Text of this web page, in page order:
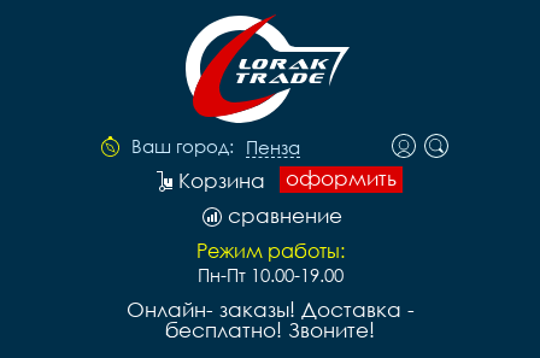
Ваш город: Пенза
оформить
Корзина
сравнение
Режим работы:
Пн-Пт 10.00-19.00
Онлайн- заказы! Доставка -
бесплатно! Звоните!